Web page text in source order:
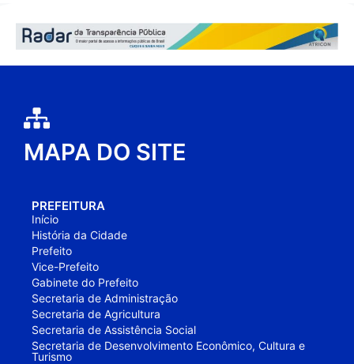
MAPA DO SITE
PREFEITURA
Início
História da Cidade
Prefeito
Vice-Prefeito
Gabinete do Prefeito
Secretaria de Administração
Secretaria de Agricultura
Secretaria de Assistência Social
Secretaria de Desenvolvimento Econômico, Cultura e
Turismo